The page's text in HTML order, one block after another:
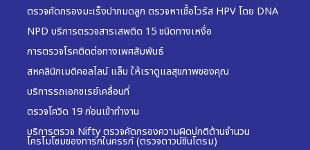
ตรวจคัดกรองมะเร็งปากมดลูก ตรวจหาเชื้อไวรัส HPV โดย DNA
NPD บริการตรวจสารเสพติด 15 ชนิดทางเหงื่อ
การตรวจโรคติดต่อทางเพศสัมพันธ์
สหคลินิกเมดิคอลไลน์ แล็บ ให้เราดูแลสุขภาพของคุณ
บริการรถเอกซเรย์เคลื่อนที่
ตรวจโควิด 19 ก่อนเข้าทำงาน
บริการตรวจ Nifty ตรวจคัดกรองความผิดปกติด้านจำนวน
โครโมโซมของทารกในครรภ์ (ตรวจดาวน์ซินโดรม)